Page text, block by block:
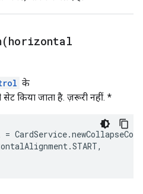
horizontal
के
सेट किया जाता है. ज़रूरी नहीं. *
= CardService.
.START,